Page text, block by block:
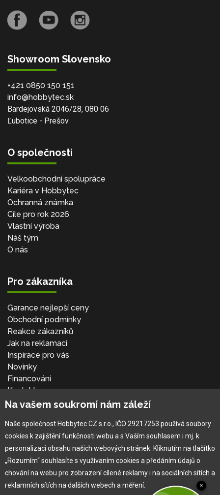
Showroom Slovensko
+421 0850 150 151
info@hobbytec.sk
Bardejovská 2046/28, 080 06
Ľubotice - Prešov
O společnosti
Velkoobchodní spolupráce
Kariéra v Hobbytec
Ochranná známka
Cíle pro rok 2026
Vlastní výroba
Náš tým
O nás
Pro zákazníka
Garance nejlepší ceny
Obchodní podmínky
Reakce zákazníků
Jak na reklamaci
Inspirace pro vás
Novinky
Financování
Kontakt
Přihlásit se
Na vašem soukromí nám záleží
Naše společnost Hobbytec CZ s.r.o., IČO 29217253 používá soubory
cookies k zajištění funkčnosti webu a s Vaším souhlasem i mj. k
personalizaci obsahu našich webových stránek. Kliknutím na tlačítko
„Rozumím“ souhlasíte s využívaním cookies a předáním údajů o
chování na webu pro zobrazení cílené reklamy i na sociálních sítích a
reklamních sítích na dalších webech a měření.
×